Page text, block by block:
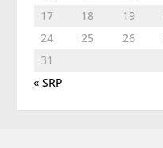
17
18 19
24
25 26
31
« SRP